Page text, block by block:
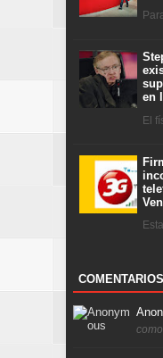
en
El